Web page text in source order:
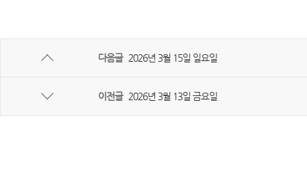
다음글 2026년 3월 15일 일요일
이전글 2026년 3월 13일 금요일